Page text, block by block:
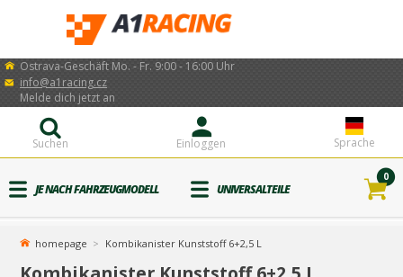
Ostrava-Geschäft Mo. - Fr. 9:00 - 16:00 Uhr
info@a1racing.cz
Sprache
Einloggen
Melde dich jetzt an
Suchen
JE NACH FAHRZEUGMODELL UNIVERSALTEILE
0
homepage Kombikanister Kunststoff 6+2,5 L